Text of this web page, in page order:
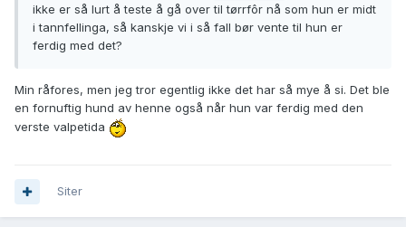
ikke er så lurt å teste å gå over til tørrfôr nå som hun er midt
i tannfellinga, så kanskje vi i så fall bør vente til hun er
ferdig med det?
Min råfores, men jeg tror egentlig ikke det har så mye å si. Det ble
en fornuftig hund av henne også når hun var ferdig med den
verste valpetida
Siter